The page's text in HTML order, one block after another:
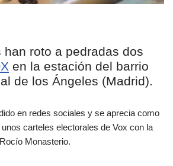
han roto a pedradas dos
en la estación del barrio
de los Ángeles (Madrid).
en redes sociales y se aprecia como
carteles electorales de Vox con la
Monasterio.